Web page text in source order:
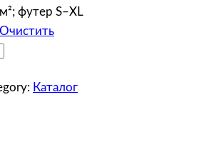
футер S–XL
Очистить
Каталог